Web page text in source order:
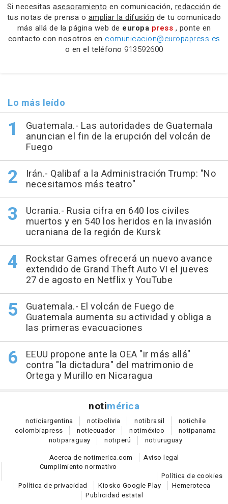
Si necesitas asesoramiento en comunicación, redacción de
tus notas de prensa o ampliar la difusión de tu comunicado
más allá de la página web de europa press , ponte en
contacto con nosotros en comunicacion@europapress.es
o en el teléfono 913592600
Lo más leído
Guatemala.- Las autoridades de Guatemala
anuncian el fin de la erupción del volcán de
Fuego
Irán.- Qalibaf a la Administración Trump: "No
necesitamos más teatro"
Ucrania.- Rusia cifra en 640 los civiles
muertos y en 540 los heridos en la invasión
ucraniana de la región de Kursk
Rockstar Games ofrecerá un nuevo avance
extendido de Grand Theft Auto VI el jueves
27 de agosto en Netflix y YouTube
Guatemala.- El volcán de Fuego de
Guatemala aumenta su actividad y obliga a
las primeras evacuaciones
EEUU propone ante la OEA "ir más allá"
contra "la dictadura" del matrimonio de
Ortega y Murillo en Nicaragua
notimérica
noticiargentina notibolivia notibrasil notichile
colombiapress notiecuador notiméxico notipanama
notiparaguay notiperú notiuruguay
Acerca de notimerica.com
Aviso legal
Cumplimiento normativo
Política de cookies
Política de privacidad
Kiosko Google Play
Hemeroteca
Publicidad estatal